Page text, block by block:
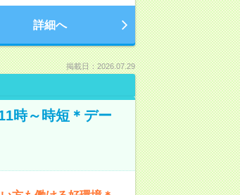
詳細へ
掲載日：2026.07.29
時～時短＊デー